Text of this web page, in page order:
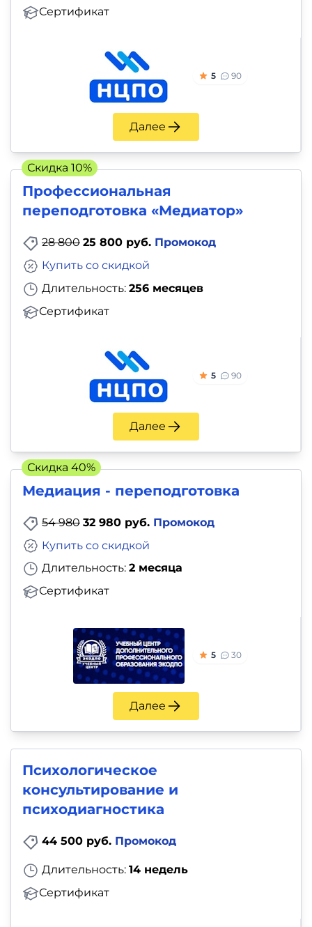
Сертификат
5 90
Далее
Профессиональная
переподготовка «Медиатор»
28 800 25 800 руб. Промокод
Длительность: 256 месяцев
Сертификат
Купить со скидкой
5 90
Далее
Скидка 10%
Медиация - переподготовка
54 980 32 980 руб. Промокод
Длительность: 2 месяца
Сертификат
Купить со скидкой
5 30
Далее
Скидка 40%
Психологическое
консультирование и
психодиагностика
44 500 руб. Промокод
Длительность: 14 недель
Сертификат